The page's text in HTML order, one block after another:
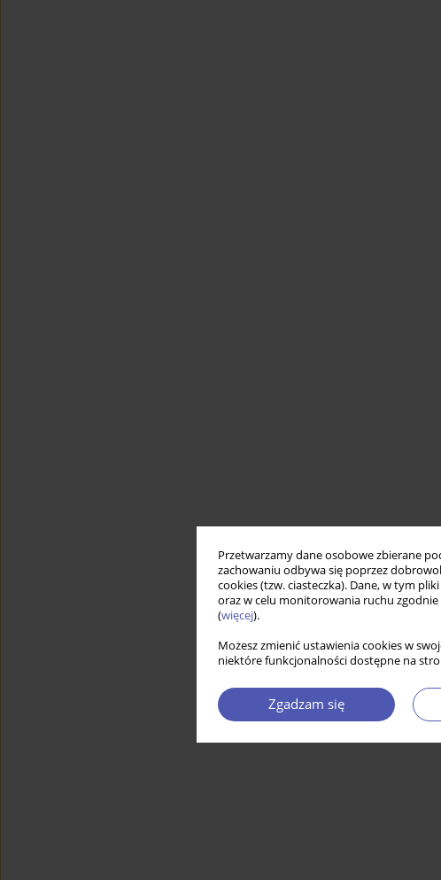
Przetwarzamy dane osobowe zbierane
zachowaniu odbywa się poprzez
cookies (tzw. ciasteczka). Dane, w tym
oraz w celu monitorowania ruchu zgodnie
(więcej).
Możesz zmienić ustawienia cookies w
niektóre funkcjonalności dostępne na
Zgadzam się